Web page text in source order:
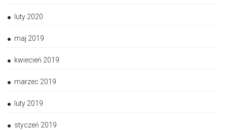
luty 2020
maj 2019
kwiecień 2019
marzec 2019
luty 2019
styczeń 2019